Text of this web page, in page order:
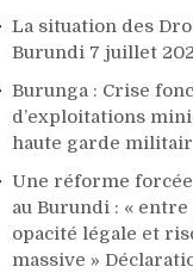
La situation des
Burundi 7 juillet
Burunga : Crise
d’exploitations
haute garde
Une réforme
au Burundi : «
opacité légale et
massive »